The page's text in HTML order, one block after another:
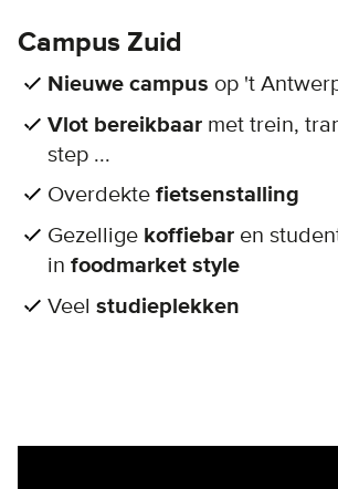
Campus Zuid
Nieuwe campus op 't
Vlot bereikbaar met trein,
step ...
Overdekte fietsenstalling
Gezellige koffiebar en
in foodmarket style
Veel studieplekken